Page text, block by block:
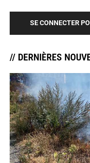
SE CONNECTER
// DERNIÈRES